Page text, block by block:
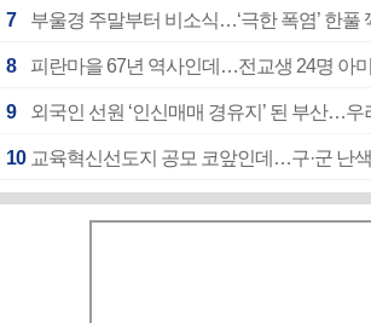
7 부울경 주말부터 비소식…‘극한 폭염’ 한풀
8 피란마을 67년 역사인데…전교생 24명 아
9 외국인 선원 ‘인신매매 경유지’ 된 부산…우
10 교육혁신선도지 공모 코앞인데…구·군 난색